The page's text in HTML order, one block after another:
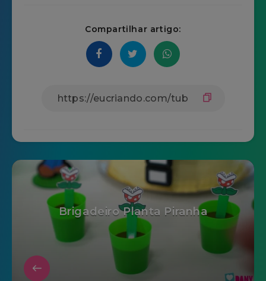
Compartilhar artigo:
Brigadeiro Planta Piranha